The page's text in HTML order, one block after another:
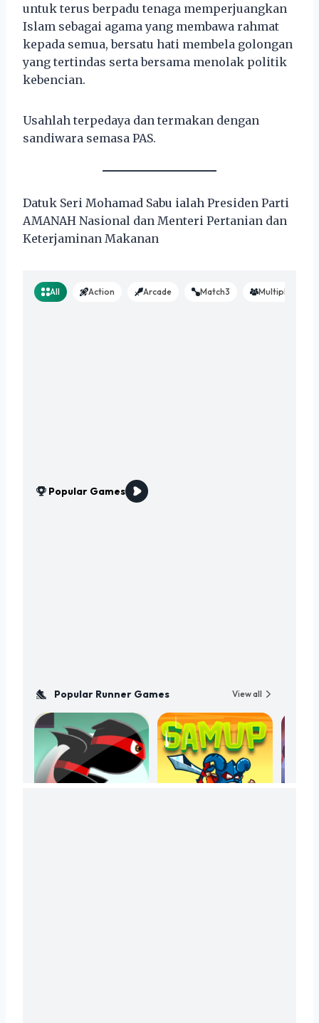
untuk terus berpadu tenaga memperjuangkan
Islam sebagai agama yang membawa rahmat
kepada semua, bersatu hati membela golongan
yang tertindas serta bersama menolak politik
kebencian.
Usahlah terpedaya dan termakan dengan
sandiwara semasa PAS.
Datuk Seri Mohamad Sabu ialah Presiden Parti
AMANAH Nasional dan Menteri Pertanian dan
Keterjaminan Makanan